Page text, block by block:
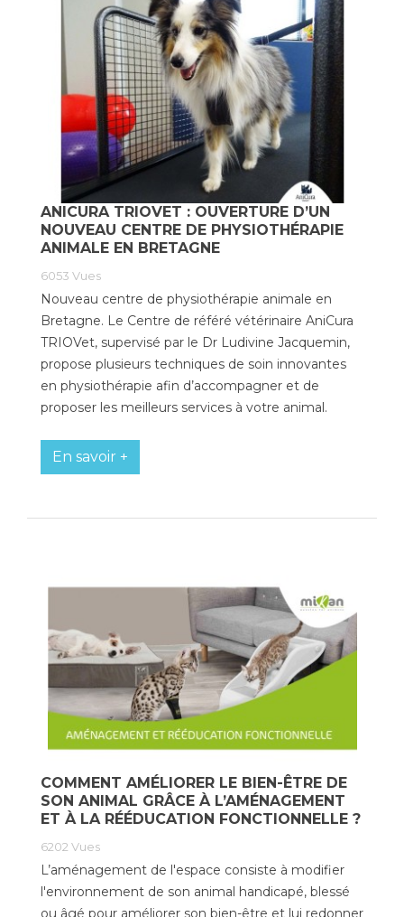
ANICURA TRIOVET : OUVERTURE D’UN
NOUVEAU CENTRE DE PHYSIOTHÉRAPIE
ANIMALE EN BRETAGNE
6053 Vues
Nouveau centre de physiothérapie animale en
Bretagne. Le Centre de référé vétérinaire AniCura
TRIOVet, supervisé par le Dr Ludivine Jacquemin,
propose plusieurs techniques de soin innovantes
en physiothérapie afin d’accompagner et de
proposer les meilleurs services à votre animal.
En savoir +
COMMENT AMÉLIORER LE BIEN-ÊTRE DE
SON ANIMAL GRÂCE À L’AMÉNAGEMENT
ET À LA RÉÉDUCATION FONCTIONNELLE ?
6202 Vues
L’aménagement de l'espace consiste à modifier
l'environnement de son animal handicapé, blessé
ou âgé pour améliorer son bien-être et lui redonner